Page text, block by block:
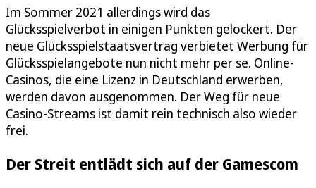
Im Sommer 2021 allerdings wird das
Glücksspielverbot in einigen Punkten gelockert. Der
neue Glücksspielstaatsvertrag verbietet Werbung für
Glücksspielangebote nun nicht mehr per se. Online-
Casinos, die eine Lizenz in Deutschland erwerben,
werden davon ausgenommen. Der Weg für neue
Casino-Streams ist damit rein technisch also wieder
frei.
Der Streit entlädt sich auf der Gamescom